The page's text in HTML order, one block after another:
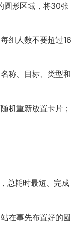
圆形区域，将30张
组人数不要超过16
称、目标、类型和
机重新放置卡片；
总耗时最短、完成
在事先布置好的圆